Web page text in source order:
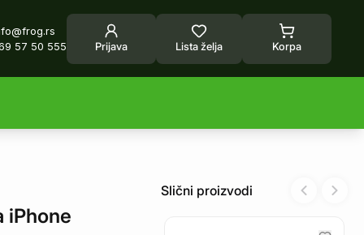
57 50 555
Prijava Lista želja Korpa
iPhone
Slični proizvodi Previous
Next